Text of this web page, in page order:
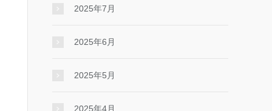
2025年7月
2025年6月
2025年5月
2025年4月